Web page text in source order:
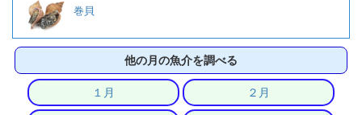
巻貝
他の月の魚介を調べる
１月 ２月